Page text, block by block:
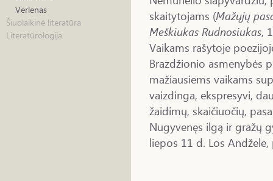
Verlenas
Šiuolaikinė literatūra
Literatūrologija
skaitytojams (Mažųjų
Meškiukas Rudnosiukas,
Vaikams rašytoje
Brazdžionio asmenybės
mažiausiems vaikams
vaizdinga, ekspresyvi,
žaidimų, skaičiuočių,
Nugyvenęs ilgą ir gražų
liepos 11 d. Los